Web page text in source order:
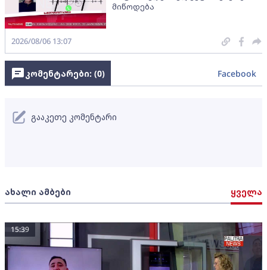
მიწოდება
2026/08/06 13:07
ახალი ამბები ყველა
15:39
კომენტარები: (0) Facebook
გააკეთე კომენტარი